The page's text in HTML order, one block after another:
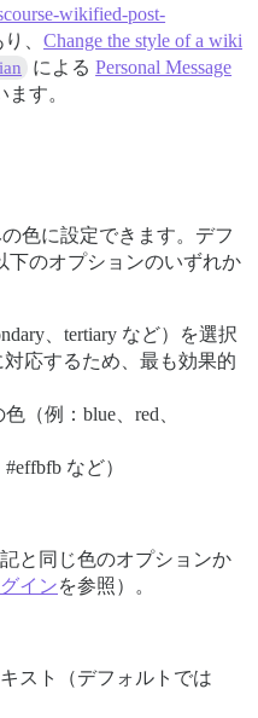
wikified-post-
、 Change the style of a wiki
によるPersonal Message
す。
色に設定できます。デフ
下のオプションのいずれか
、tertiary など）を選択
応するため、最も効果的
（例：blue、red、
#effbfb など）
と同じ色のオプションか
インを参照）。
スト（デフォルトでは